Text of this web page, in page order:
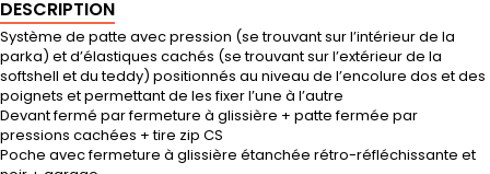
DESCRIPTION
Système de patte avec pression (se trouvant sur l’intérieur de la
parka) et d’élastiques cachés (se trouvant sur l’extérieur de la
softshell et du teddy) positionnés au niveau de l’encolure dos et des
poignets et permettant de les fixer l’une à l’autre
Devant fermé par fermeture à glissière + patte fermée par
pressions cachées + tire zip CS
Poche avec fermeture à glissière étanchée rétro-réfléchissante et